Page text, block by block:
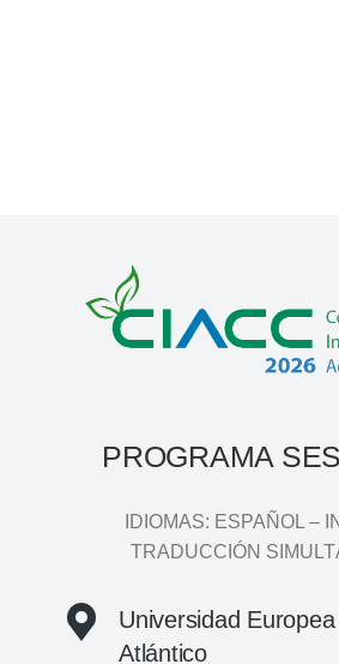
PROGRAMA
IDIOMAS: ESPAÑOL –
TRADUCCIÓN
Universidad Europea
Atlántico